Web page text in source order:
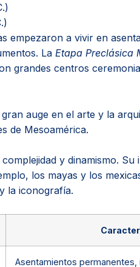
empezaron a vivir en
La Etapa Preclásica
grandes centros
auge en el arte y la
de Mesoamérica.
y dinamismo. Su
los mayas y los
la iconografía.
Asentamientos permanentes,